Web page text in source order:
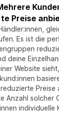
Preise
Es ist die
deine
Website
Preise
Anzahl solcher
individuelle